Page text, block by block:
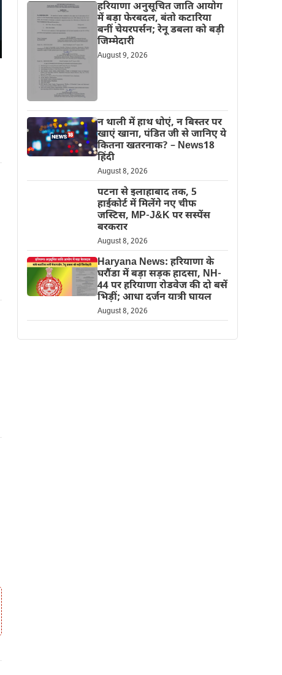
हरियाणा अनुसूचित जाति आयोग
में बड़ा फेरबदल, बंतो कटारिया
बनीं चेयरपर्सन; रेनू डबला को बड़ी
जिम्मेदारी
August 9, 2026
न थाली में हाथ धोएं, न बिस्तर पर
खाएं खाना, पंडित जी से जानिए ये
कितना खतरनाक? – News18
हिंदी
August 8, 2026
पटना से इलाहाबाद तक, 5
हाईकोर्ट में मिलेंगे नए चीफ
जस्टिस, MP-J&K पर सस्पेंस
बरकरार
August 8, 2026
Haryana News: हरियाणा के
घरौंडा में बड़ा सड़क हादसा, NH-
44 पर हरियाणा रोडवेज की दो बसें
भिड़ीं; आधा दर्जन यात्री घायल
August 8, 2026